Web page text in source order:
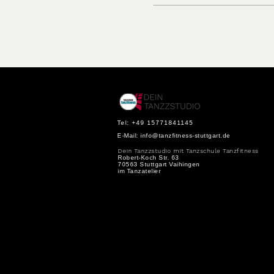
Tel: +49 15771841145
E-Mail: info@tanzfitness-stuttgart.de
Dein Tanzzstudio mit Tanzschule Tanzfitness
Robert-Koch Str. 63
70563 Stuttgart Vaihingen
im Tanzatelier